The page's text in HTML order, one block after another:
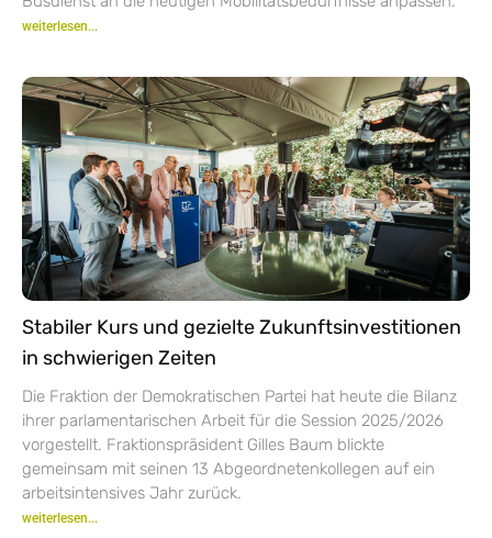
weiterlesen...
Stabiler Kurs und gezielte Zukunftsinvestitionen
in schwierigen Zeiten
Die Fraktion der Demokratischen Partei hat heute die Bilanz
ihrer parlamentarischen Arbeit für die Session 2025/2026
vorgestellt. Fraktionspräsident Gilles Baum blickte
gemeinsam mit seinen 13 Abgeordnetenkollegen auf ein
arbeitsintensives Jahr zurück.
weiterlesen...